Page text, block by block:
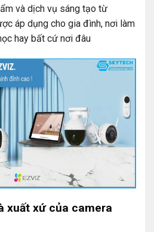
và dịch vụ sáng tạo từ
áp dụng cho gia đình, nơi làm
hay bất cứ nơi đâu
xuất xứ của camera